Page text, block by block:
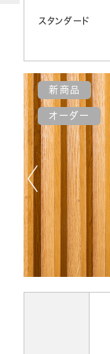
スタンダード
新商品
オーダー